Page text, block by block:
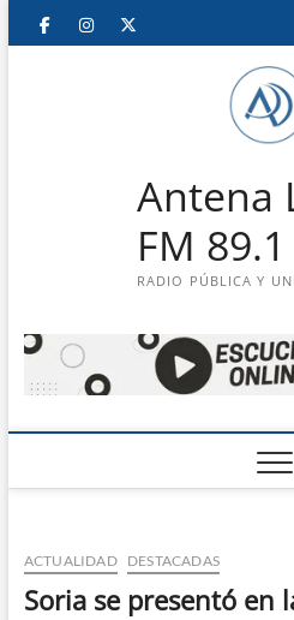
Saltar
FacebookInstagram
Antena
FM
RADIO PÚBLICA Y
ACTUALIDAD DESTACADAS
Soria se presentó en